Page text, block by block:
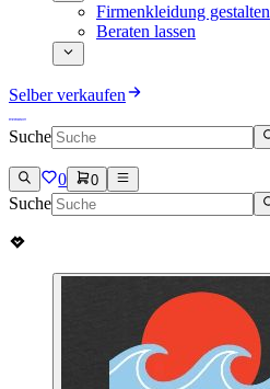
Firmenkleidung gestalten
Beraten lassen
Selber verkaufen
Suche
0 0
Suche